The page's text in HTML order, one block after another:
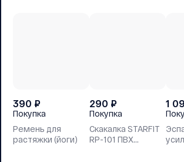
390 ₽
Покупка
Ремень для
растяжки (йоги)
290 ₽
Покупка
Скакалка STARFIT
RP-101 ПВХ
1